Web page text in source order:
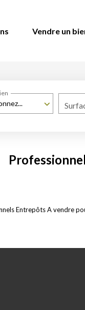
Vendre un
Entrepôts A vendre